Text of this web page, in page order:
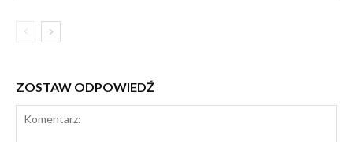
ZOSTAW ODPOWIEDŹ